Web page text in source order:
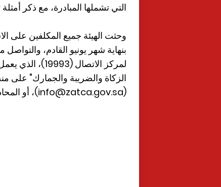
التي تشملها المبادرة، مع ذكر
وحثت الهيئة جميع المكلفين على
بنهاية شهر يونيو القادم،
(info@zatca.gov.sa)، أو المحادثات الفورية عبر موقع الهيئة ((zatca.gov.sa..